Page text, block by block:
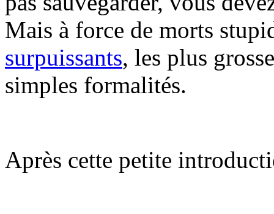
Mais à force de morts
surpuissants, les plus
simples formalités.
Après cette petite